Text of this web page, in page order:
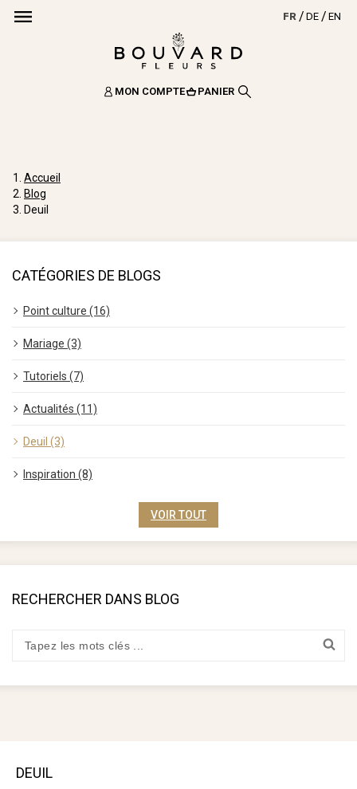
FR DE EN
MON COMPTE PANIER
Accueil
Blog
Deuil
CATÉGORIES DE BLOGS
Point culture (16)
Mariage (3)
Tutoriels (7)
Actualités (11)
Deuil (3)
Inspiration (8)
VOIR TOUT
RECHERCHER DANS BLOG
DEUIL